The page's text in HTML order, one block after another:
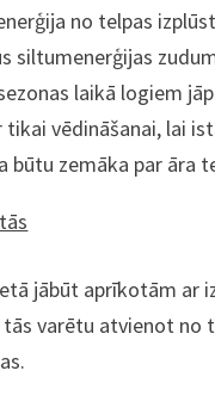
no telpas
siltumenerģijas
laikā logiem
vēdināšanai, lai
būtu zemāka par āra
jābūt aprīkotām ar
varētu atvienot no